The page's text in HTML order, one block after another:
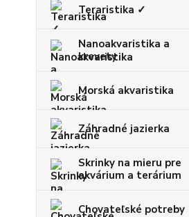
Teraristika ✓
Nanoakvaristika a
krevety
Morská akvaristika
Záhradné jazierka
Skrinky na mieru pre
akvárium a terárium
Chovateľské potreby